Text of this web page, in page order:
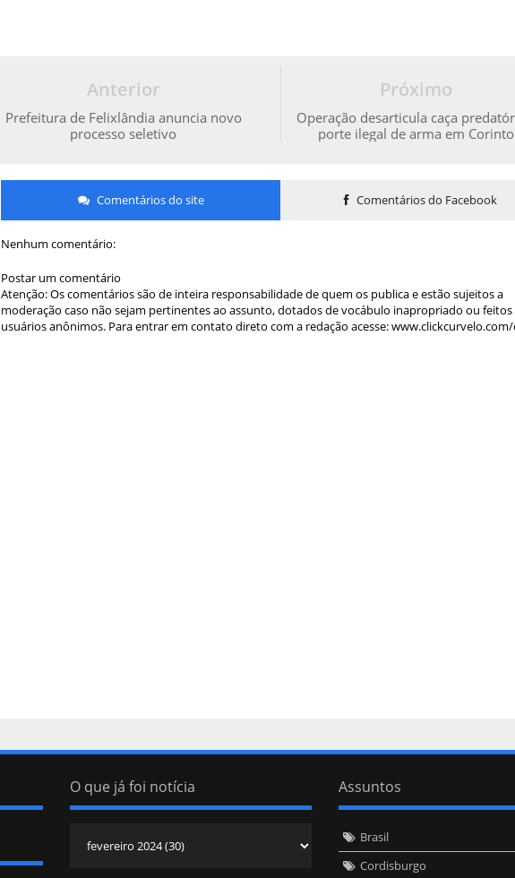
Próximo
Operação desarticula caça
porte ilegal de arma em Corinto
Anterior
Prefeitura de Felixlândia anuncia novo
processo seletivo
Comentários do site Comentários do Facebook
Nenhum comentário:
Postar um comentário
Atenção: Os comentários são de inteira responsabilidade de quem os publica e estão sujeitos a
moderação caso não sejam pertinentes ao assunto, dotados de vocábulo inapropriado ou
usuários anônimos. Para entrar em contato direto com a redação acesse:
O que já foi notícia Assuntos
Brasil
Cordisburgo